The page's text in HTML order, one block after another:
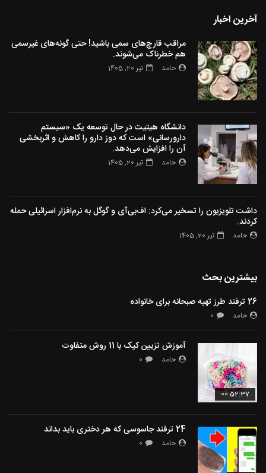
آخرین اخبار
مراقب قارچ‌های سمی باشید! حتی گونه‌های غیرسمی
هم خطرناک می‌شوند.
حامد تیر 20, 1405
دانشگاه هیتیت در حال توسعه یک «سیستم
دارورسانی» است که دوز دارو را کاهش و اثربخشی
آن را افزایش می‌دهد.
حامد تیر 20, 1405
داشت تلویزیون را تسخیر می‌کرد: اف‌بی‌آی و گوگل به نرم‌افزار اسرائیلی حمله
کردند.
حامد تیر 20, 1405
بیشترین بحث
26 ترفند طرز تهیه صبحانه برای خانواده
حامد 0
00:52:37
آموزش تزیین کیک با 11 روش متفاوت
حامد 0
24 ترفند جاسوسی که هر دختری باید بداند
حامد 0